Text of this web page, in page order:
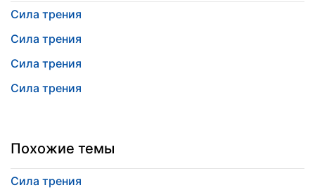
Сила трения
Сила трения
Сила трения
Сила трения
Похожие темы
Сила трения